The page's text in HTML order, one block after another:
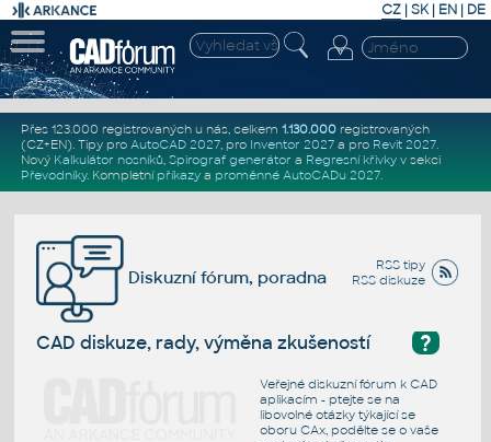
CZ | SK| EN | DE
Přes 123.000 registrovaných u nás, celkem 1.130.000registrovaných
(CZ+EN). Tipy pro AutoCAD 2027, pro Inventor 2027a pro Revit 2027.
Nový Kalkulátor nosníků, Spirograf generátor a Regresní křivkyv sekci
Převodníky. Kompletní příkazya proměnné AutoCADu 2027.
RSS tipy
RSS diskuze
Diskuzní fórum, poradna
?
CAD diskuze, rady, výměna zkušeností
Veřejné diskuzní fórum k CAD
aplikacím - ptejte se na
libovolné otázky týkající se
oboru CAx, podělte se o vaše